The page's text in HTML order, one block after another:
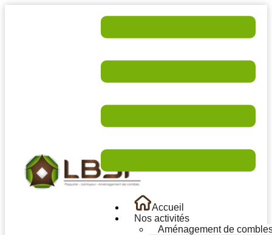
Accueil
Nos activités
Aménagement de